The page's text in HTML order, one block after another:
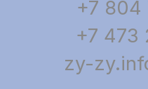
+7
+7
zy-